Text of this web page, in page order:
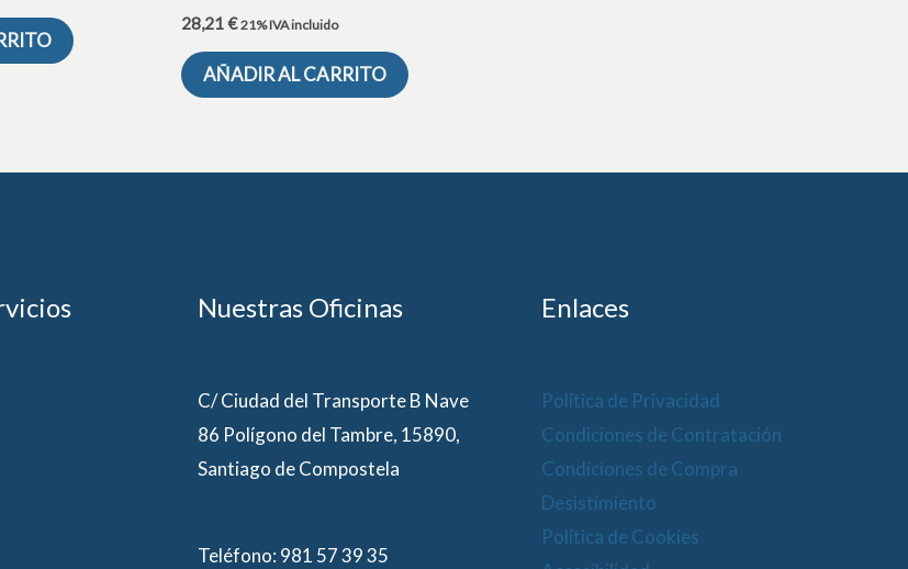
28,21€ 21% IVA incluido
AÑADIR AL CARRITO
Nuestras Oficinas
C/ Ciudad del Transporte B Nave
86 Polígono del Tambre, 15890,
Santiago de Compostela
Teléfono: 981 57 39 35
Enlaces
Política de Privacidad
Condiciones de Contratación
Condiciones de Compra
Desistimiento
Política de Cookies